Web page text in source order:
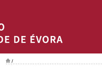
/